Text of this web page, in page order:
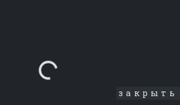
Loading... закрыть